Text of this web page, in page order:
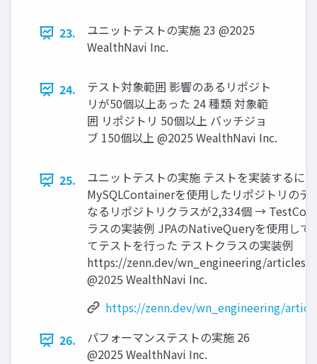
23.
ユニットテストの実施 23 @2025
WealthNavi Inc.
24.
テスト対象範囲 影響のあるリポジト
リが50個以上あった 24 種類 対象範
囲 リポジトリ 50個以上 バッチジョ
ブ 150個以上 @2025 WealthNavi Inc.
25.
ユニットテストの実施 テストを実装するに
MySQLContainerを使⽤したリポジトリの
なるリポジトリクラスが2,334個 →
ラスの実装例 JPAのNativeQueryを使⽤して
てテストを⾏った テストクラスの実装例
https://zenn.dev/wn_engineering/articles/
@2025 WealthNavi Inc.
https://zenn.dev/wn_engineering/
26.
パフォーマンステストの実施 26
@2025 WealthNavi Inc.